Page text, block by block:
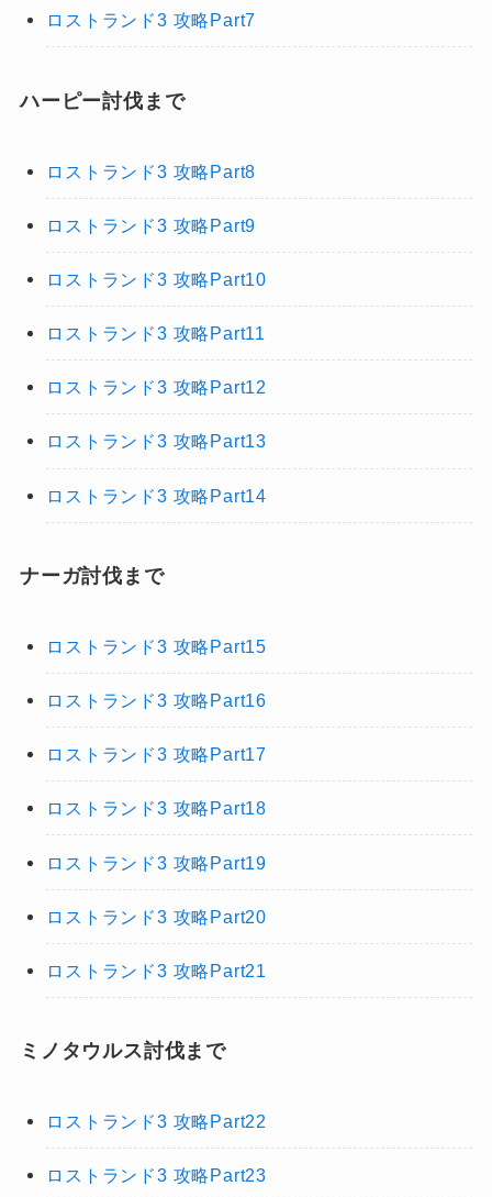
ロストランド3 攻略Part7
ハーピー討伐まで
ロストランド3 攻略Part8
ロストランド3 攻略Part9
ロストランド3 攻略Part10
ロストランド3 攻略Part11
ロストランド3 攻略Part12
ロストランド3 攻略Part13
ロストランド3 攻略Part14
ナーガ討伐まで
ロストランド3 攻略Part15
ロストランド3 攻略Part16
ロストランド3 攻略Part17
ロストランド3 攻略Part18
ロストランド3 攻略Part19
ロストランド3 攻略Part20
ロストランド3 攻略Part21
ミノタウルス討伐まで
ロストランド3 攻略Part22
ロストランド3 攻略Part23